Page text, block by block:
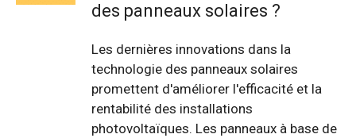
des panneaux solaires ?
Les dernières innovations dans la
technologie des panneaux solaires
promettent d'améliorer l'efficacité et la
rentabilité des installations
photovoltaïques. Les panneaux à base de